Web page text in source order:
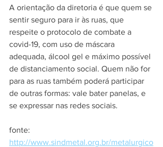
A orientação da diretoria é que quem se
sentir seguro para ir às ruas, que
respeite o protocolo de combate a
covid-19, com uso de máscara
adequada, álcool gel e máximo possível
de distanciamento social. Quem não for
para as ruas também poderá participar
de outras formas: vale bater panelas, e
se expressar nas redes sociais.
fonte:
http://www.sindmetal.org.br/metalurgico